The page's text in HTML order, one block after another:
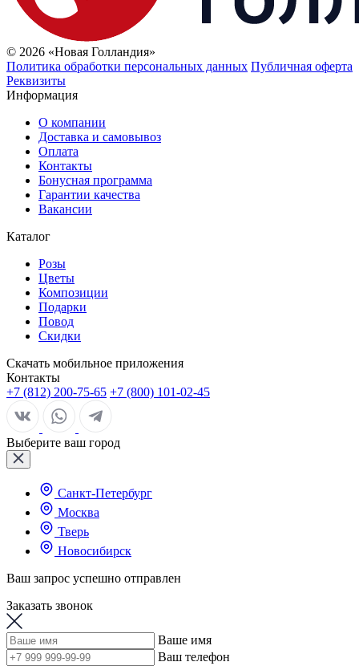
© 2026 «Новая Голландия»
Политика обработки персональных данных Публичная оферта
Реквизиты
Информация
О компании
Доставка и самовывоз
Оплата
Контакты
Бонусная программа
Гарантии качества
Вакансии
Каталог
Розы
Цветы
Композиции
Подарки
Повод
Скидки
Скачать мобильное приложения
Контакты
+7 (812) 200-75-65 +7 (800) 101-02-45
Выберите ваш город
Санкт-Петербург
Москва
Тверь
Новосибирск
Ваш запрос успешно отправлен
Заказать звонок
Ваше имя
Ваш телефон